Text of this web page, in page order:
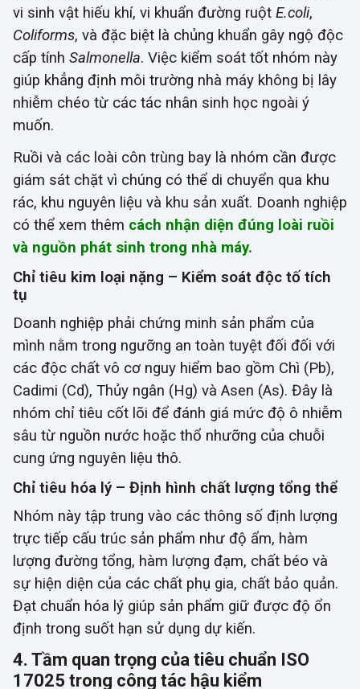
vi sinh vật hiếu khí, vi khuẩn đường ruột E.coli,
Coliforms, và đặc biệt là chủng khuẩn gây ngộ độc
cấp tính Salmonella. Việc kiểm soát tốt nhóm này
giúp khẳng định môi trường nhà máy không bị lây
nhiễm chéo từ các tác nhân sinh học ngoài ý
muốn.
Ruồi và các loài côn trùng bay là nhóm cần được
giám sát chặt vì chúng có thể di chuyển qua khu
rác, khu nguyên liệu và khu sản xuất. Doanh nghiệp
có thể xem thêm cách nhận diện đúng loài ruồi
và nguồn phát sinh trong nhà máy.
Chỉ tiêu kim loại nặng – Kiểm soát độc tố tích
tụ
Doanh nghiệp phải chứng minh sản phẩm của
mình nằm trong ngưỡng an toàn tuyệt đối đối với
các độc chất vô cơ nguy hiểm bao gồm Chì (Pb),
Cadimi (Cd), Thủy ngân (Hg) và Asen (As). Đây là
nhóm chỉ tiêu cốt lõi để đánh giá mức độ ô nhiễm
sâu từ nguồn nước hoặc thổ nhưỡng của chuỗi
cung ứng nguyên liệu thô.
Chỉ tiêu hóa lý – Định hình chất lượng tổng thể
Nhóm này tập trung vào các thông số định lượng
trực tiếp cấu trúc sản phẩm như độ ẩm, hàm
lượng đường tổng, hàm lượng đạm, chất béo và
sự hiện diện của các chất phụ gia, chất bảo quản.
Đạt chuẩn hóa lý giúp sản phẩm giữ được độ ổn
định trong suốt hạn sử dụng dự kiến.
4. Tầm quan trọng của tiêu chuẩn ISO
17025 trong công tác hậu kiểm